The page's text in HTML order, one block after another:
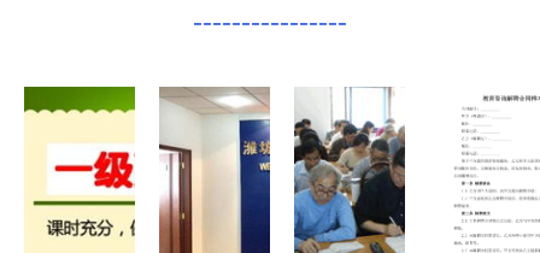
----------------